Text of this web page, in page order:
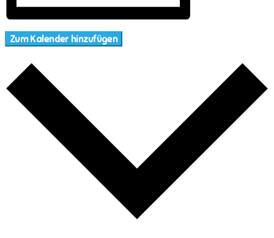
Zum Kalender hinzufügen